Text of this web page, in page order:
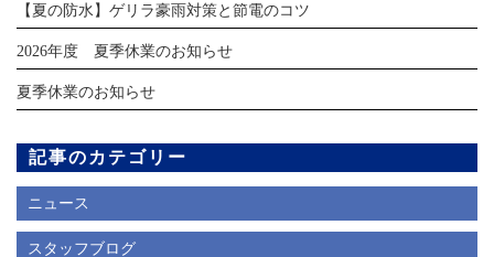
【夏の防水】ゲリラ豪雨対策と節電のコツ
2026年度 夏季休業のお知らせ
夏季休業のお知らせ
記事のカテゴリー
ニュース
スタッフブログ